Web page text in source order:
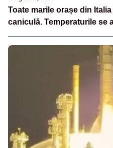
Toate marile orașe din
caniculă. Temperaturile se